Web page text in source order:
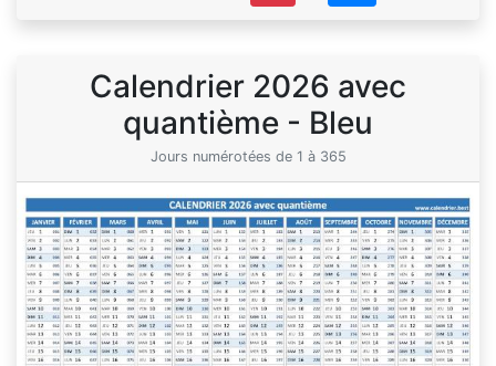
Calendrier 2026 avec
quantième - Bleu
Jours numérotées de 1 à 365